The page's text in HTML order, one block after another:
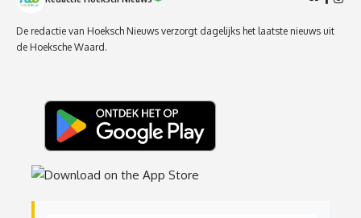
De redactie van Hoeksch Nieuws verzorgt dagelijks het laatste nieuws uit
de Hoeksche Waard.